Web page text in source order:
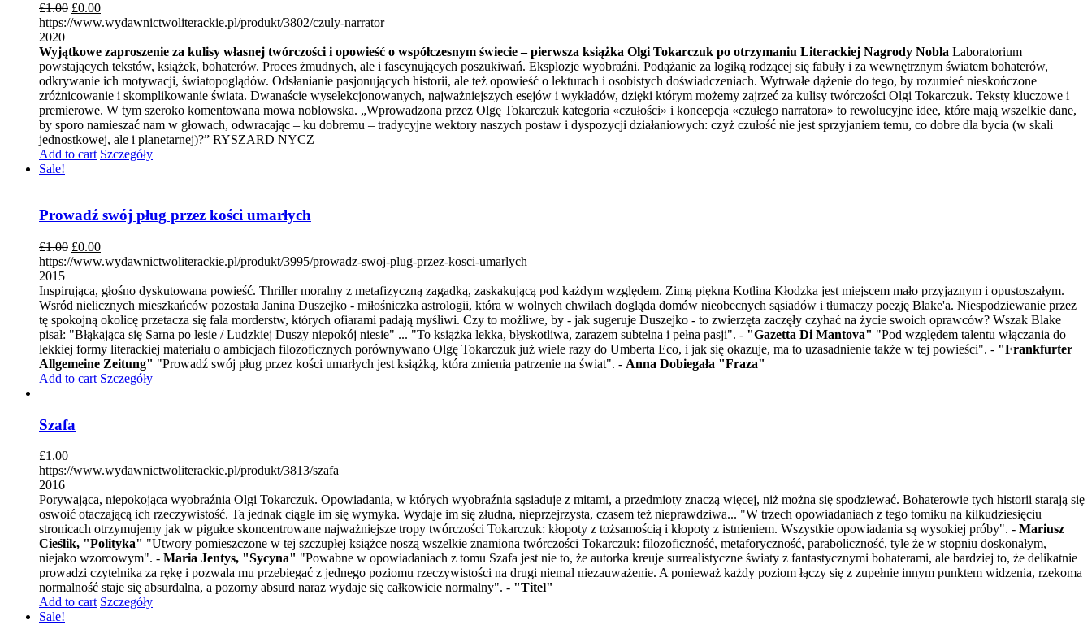
£1.00 £0.00
https://www.wydawnictwoliterackie.pl/produkt/3802/czuly-narrator
2020
Wyjątkowe zaproszenie za kulisy własnej twórczości i opowieść o współczesnym świecie – pierwsza książka Olgi Tokarczuk po otrzymaniu Literackiej Nagrody Nobla Laboratorium
powstających tekstów, książek, bohaterów. Proces żmudnych, ale i fascynujących poszukiwań. Eksplozje wyobraźni. Podążanie za logiką rodzącej się fabuły i za wewnętrznym światem bohaterów,
odkrywanie ich motywacji, światopoglądów. Odsłanianie pasjonujących historii, ale też opowieść o lekturach i osobistych doświadczeniach. Wytrwałe dążenie do tego, by rozumieć nieskończone
zróżnicowanie i skomplikowanie świata. Dwanaście wyselekcjonowanych, najważniejszych esejów i wykładów, dzięki którym możemy zajrzeć za kulisy twórczości Olgi Tokarczuk. Teksty kluczowe i
premierowe. W tym szeroko komentowana mowa noblowska. „Wprowadzona przez Olgę Tokarczuk kategoria «czułości» i koncepcja «czułego narratora» to rewolucyjne idee, które mają wszelkie dane,
by sporo namieszać nam w głowach, odwracając – ku dobremu – tradycyjne wektory naszych postaw i dyspozycji działaniowych: czyż czułość nie jest sprzyjaniem temu, co dobre dla bycia (w skali
jednostkowej, ale i planetarnej)?” RYSZARD NYCZ
Add to cart Szczegóły
Sale!
Prowadź swój pług przez kości umarłych
£1.00 £0.00
https://www.wydawnictwoliterackie.pl/produkt/3995/prowadz-swoj-plug-przez-kosci-umarlych
2015
Inspirująca, głośno dyskutowana powieść. Thriller moralny z metafizyczną zagadką, zaskakującą pod każdym względem. Zimą piękna Kotlina Kłodzka jest miejscem mało przyjaznym i opustoszałym.
Wsród nielicznych mieszkańców pozostała Janina Duszejko - miłośniczka astrologii, która w wolnych chwilach dogląda domów nieobecnych sąsiadów i tłumaczy poezję Blake'a. Niespodziewanie przez
tę spokojną okolicę przetacza się fala morderstw, których ofiarami padają myśliwi. Czy to możliwe, by - jak sugeruje Duszejko - to zwierzęta zaczęły czyhać na życie swoich oprawców? Wszak Blake
pisał: "Błąkająca się Sarna po lesie / Ludzkiej Duszy niepokój niesie" ... "To książka lekka, błyskotliwa, zarazem subtelna i pełna pasji". - "Gazetta Di Mantova" "Pod względem talentu włączania do
lekkiej formy literackiej materiału o ambicjach filozoficznych porównywano Olgę Tokarczuk już wiele razy do Umberta Eco, i jak się okazuje, ma to uzasadnienie także w tej powieści". - "Frankfurter
Allgemeine Zeitung" "Prowadź swój pług przez kości umarłych jest książką, która zmienia patrzenie na świat". - Anna Dobiegała "Fraza"
Add to cart Szczegóły
Szafa
£1.00
https://www.wydawnictwoliterackie.pl/produkt/3813/szafa
2016
Porywająca, niepokojąca wyobraźnia Olgi Tokarczuk. Opowiadania, w których wyobraźnia sąsiaduje z mitami, a przedmioty znaczą więcej, niż można się spodziewać. Bohaterowie tych historii starają się
oswoić otaczającą ich rzeczywistość. Ta jednak ciągle im się wymyka. Wydaje im się złudna, nieprzejrzysta, czasem też nieprawdziwa... "W trzech opowiadaniach z tego tomiku na kilkudziesięciu
stronicach otrzymujemy jak w pigułce skoncentrowane najważniejsze tropy twórczości Tokarczuk: kłopoty z tożsamością i kłopoty z istnieniem. Wszystkie opowiadania są wysokiej próby". - Mariusz
Cieślik, "Polityka" "Utwory pomieszczone w tej szczupłej książce noszą wszelkie znamiona twórczości Tokarczuk: filozoficzność, metaforyczność, paraboliczność, tyle że w stopniu doskonałym,
niejako wzorcowym". - Maria Jentys, "Sycyna" "Powabne w opowiadaniach z tomu Szafa jest nie to, że autorka kreuje surrealistyczne światy z fantastycznymi bohaterami, ale bardziej to, że delikatnie
prowadzi czytelnika za rękę i pozwala mu przebiegać z jednego poziomu rzeczywistości na drugi niemal niezauważenie. A ponieważ każdy poziom łączy się z zupełnie innym punktem widzenia, rzekoma
normalność staje się absurdalna, a pozorny absurd naraz wydaje się całkowicie normalny". - "Titel"
Add to cart Szczegóły
Sale!